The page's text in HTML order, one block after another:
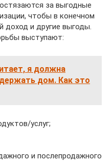
за выгодные
чтобы в конечном
доход и другие выгоды.
выступают:
я должна
дом. Как это
услуг;
и послепродажного